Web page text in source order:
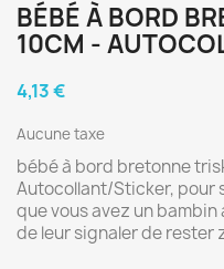
BÉBÉ À BORD
10CM -
4,13 €
Aucune taxe
bébé à bord bretonne
Autocollant/Sticker, pour
que vous avez un
de leur signaler de rester